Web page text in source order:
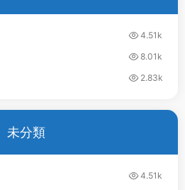
4.51k
8.01k
2.83k
未分類
4.51k